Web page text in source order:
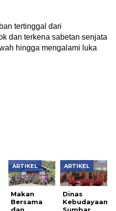
tertinggal dari
dan terkena sabetan senjata
hingga mengalami luka
ARTIKEL
Makan
Bersama
ARTIKEL
Dinas
Kebudayaan